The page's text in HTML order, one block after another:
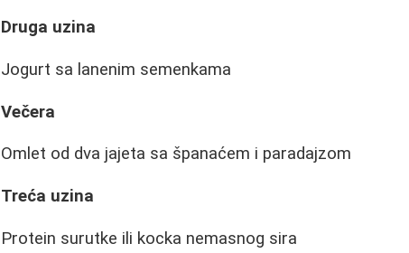
Druga uzina
Jogurt sa lanenim semenkama
Večera
Omlet od dva jajeta sa španaćem i paradajzom
Treća uzina
Protein surutke ili kocka nemasnog sira